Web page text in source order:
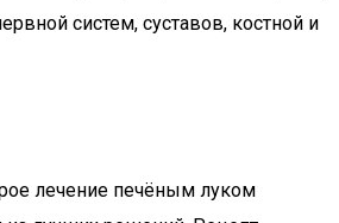
систем, суставов, костной и
лечение печёным луком